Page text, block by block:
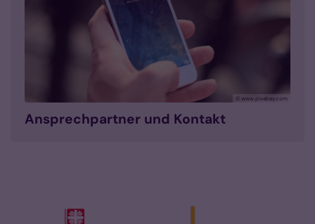
© www.pixabay.com
Ansprechpartner und Kontakt